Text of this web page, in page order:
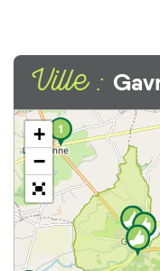
Ville :
1
+
−